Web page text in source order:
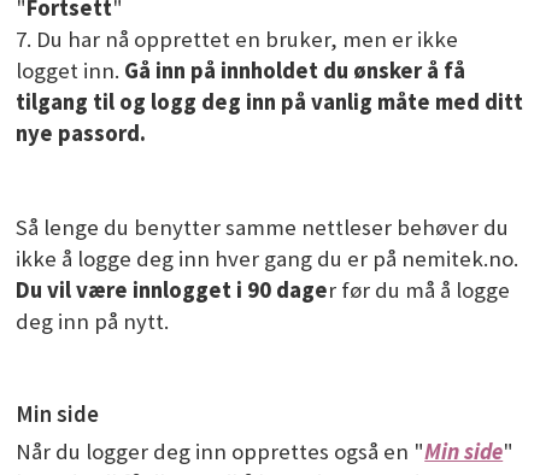
+
MEDLEM
"Fortsett"
7. Du har nå opprettet en bruker, men er ikke
logget inn. Gå inn på innholdet du ønsker å få
tilgang til og logg deg inn på vanlig måte med ditt
nye passord.
Så lenge du benytter samme nettleser behøver du
ikke å logge deg inn hver gang du er på nemitek.no.
Du vil være innlogget i 90 dager før du må å logge
deg inn på nytt.
Min side
Når du logger deg inn opprettes også en "Min side"